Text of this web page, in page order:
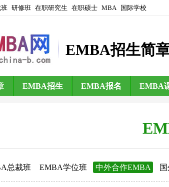
研修班 在职研究生 在职硕士 MBA 国际学校
EMBA招生简
EMBA招生 EMBA报名 EMBA
总裁班 EMBA学位班 中外合作EMBA